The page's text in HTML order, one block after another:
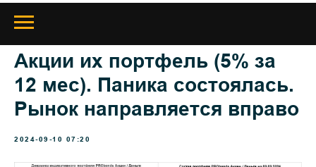
Акции их портфель (5% за
12 мес). Паника состоялась.
Рынок направляется вправо
2024-09-10 07:20